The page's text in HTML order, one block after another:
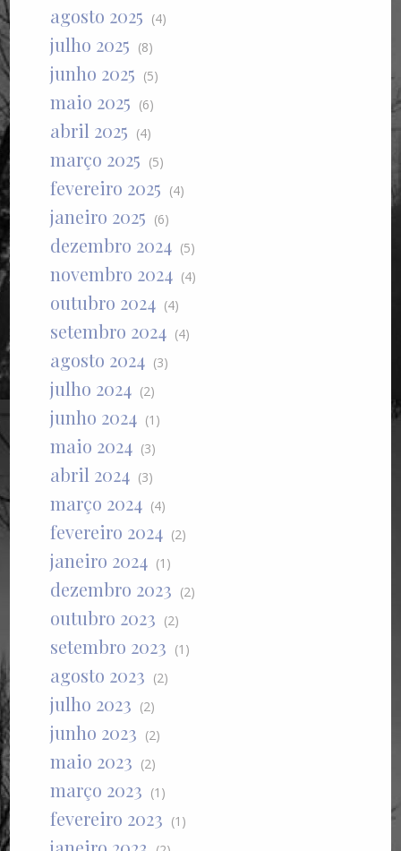
agosto 2025 (4)
julho 2025 (8)
junho 2025 (5)
maio 2025 (6)
abril 2025 (4)
março 2025 (5)
fevereiro 2025 (4)
janeiro 2025 (6)
dezembro 2024 (5)
novembro 2024 (4)
outubro 2024 (4)
setembro 2024 (4)
agosto 2024 (3)
julho 2024 (2)
junho 2024 (1)
maio 2024 (3)
abril 2024 (3)
março 2024 (4)
fevereiro 2024 (2)
janeiro 2024 (1)
dezembro 2023 (2)
outubro 2023 (2)
setembro 2023 (1)
agosto 2023 (2)
julho 2023 (2)
junho 2023 (2)
maio 2023 (2)
março 2023 (1)
fevereiro 2023 (1)